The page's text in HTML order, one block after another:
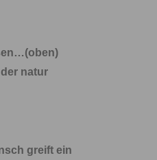
natur
greift ein